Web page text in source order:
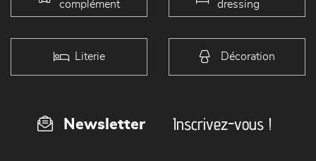
complément
dressing
Literie Décoration
Newsletter Inscrivez-vous !